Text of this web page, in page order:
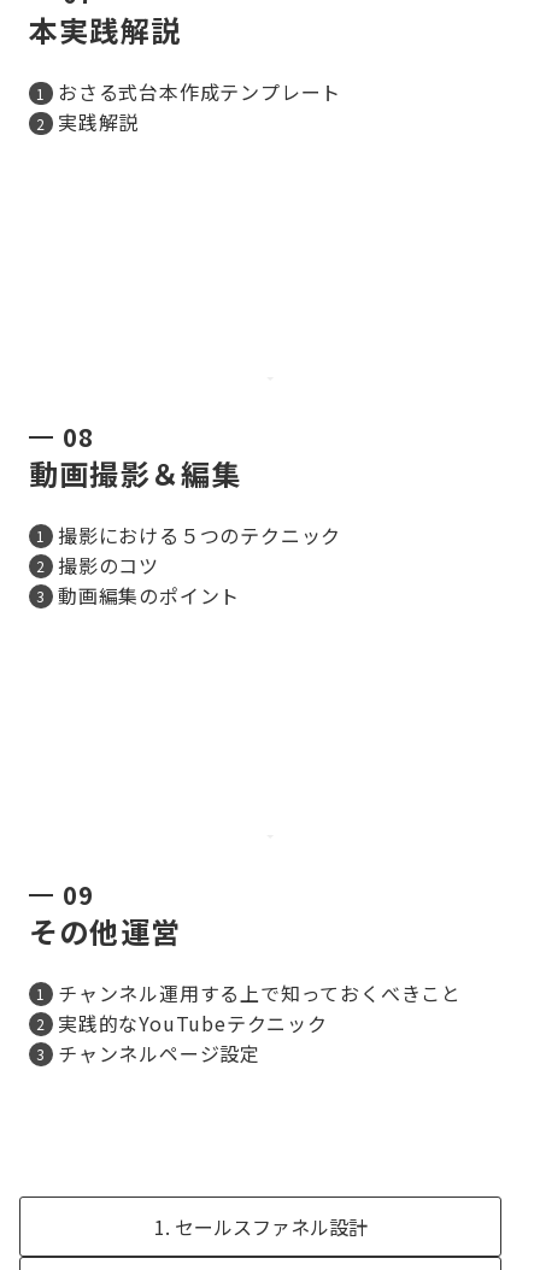
本実践解説
おさる式台本作成テンプレート
実践解説
08
動画撮影＆編集
撮影における５つのテクニック
撮影のコツ
動画編集のポイント
09
その他運営
チャンネル運用する上で知っておくべきこと
実践的なYouTubeテクニック
チャンネルページ設定
1. セールスファネル設計